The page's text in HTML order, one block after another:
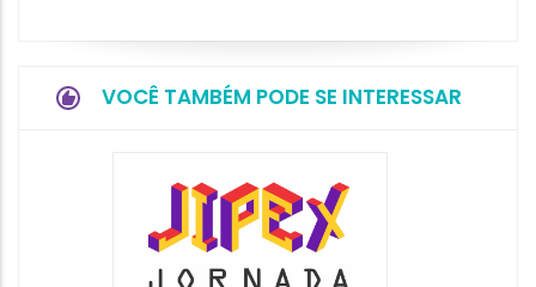
VOCÊ TAMBÉM PODE SE INTERESSAR